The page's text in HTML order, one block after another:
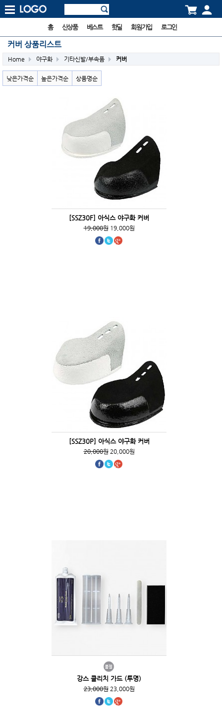
홈 신상품 베스트 핫딜 회원가입 로그인
커버 상품리스트
Home 야구화 기타신발/부속품 커버
낮은가격순 높은가격순 상품명순
[SSZ30F] 아식스 야구화 커버
19,000원19,000원
[SSZ30P] 아식스 야구화 커버
20,000원20,000원
강스 클리치 가드 (투명)
23,000원23,000원